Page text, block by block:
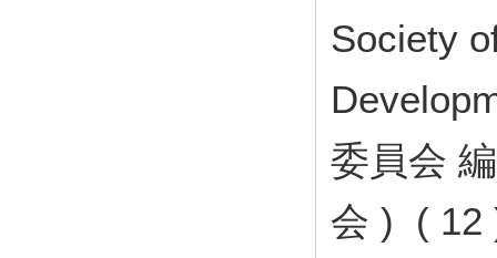
Society
委員会
会 ) ( 12